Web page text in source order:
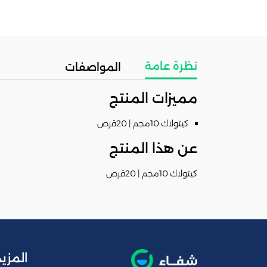
نظرة عامة المواصفات
مميزات المنتج
كيتولاك 10مجم | 20قرص
عن هذا المنتج
كيتولاك 10مجم | 20قرص